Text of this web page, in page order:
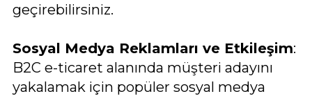
geçirebilirsiniz.
Sosyal Medya Reklamları ve Etkileşim:
B2C e-ticaret alanında müşteri adayını
yakalamak için popüler sosyal medya